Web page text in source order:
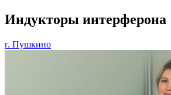
Индукторы интерферона
г. Пушкино